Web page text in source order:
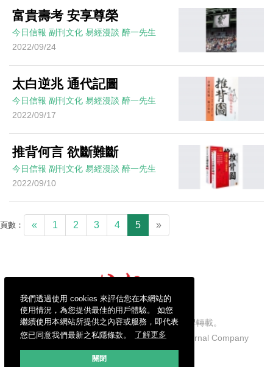
我們透過使用 cookies 來評估您在本網站的
使用情況，為您提供最佳的用戶體驗。 如您
繼續使用本網站所提供之內容或服務，即代表
您已同意我們最新之私隱條款。
了解更多
關閉
富貴壽考 安享尊榮
今日信報 副刊文化 易經漫談 醉一先生
2022/09/24
太白逆兆 通代記圖
今日信報 副刊文化 易經漫談 醉一先生
2022/09/17
推背何言 欲斷難斷
今日信報 副刊文化 易經漫談 醉一先生
2022/09/10
頁數： « 1 2 3 4 5 »
信報財經新聞有限公司版權所有，不得轉載。
Copyright © 2026 Hong Kong Economic Journal Company
Limited. All rights reserved.